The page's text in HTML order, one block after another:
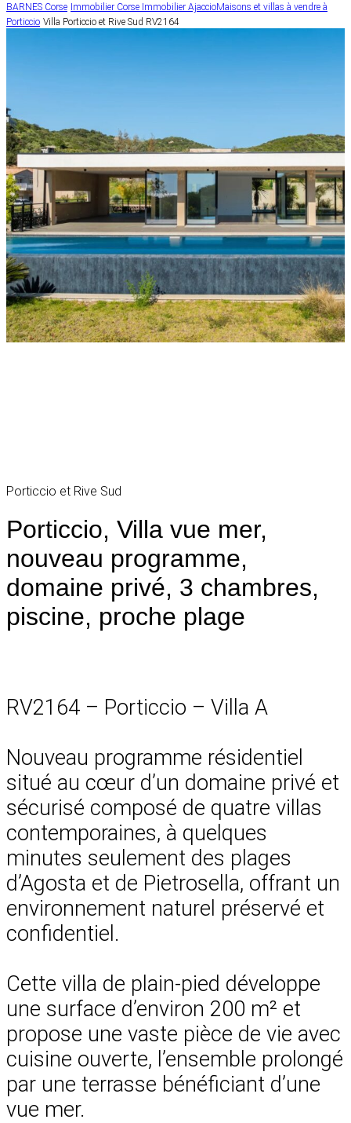
BARNES Corse Immobilier Corse Immobilier AjaccioMaisons et villas à vendre à
Porticcio Villa Porticcio et Rive Sud RV2164
Porticcio et Rive Sud
Porticcio, Villa vue mer,
nouveau programme,
domaine privé, 3 chambres,
piscine, proche plage
RV2164 – Porticcio – Villa A
Nouveau programme résidentiel
situé au cœur d’un domaine privé et
sécurisé composé de quatre villas
contemporaines, à quelques
minutes seulement des plages
d’Agosta et de Pietrosella, offrant un
environnement naturel préservé et
confidentiel.
Cette villa de plain-pied développe
une surface d’environ 200 m² et
propose une vaste pièce de vie avec
cuisine ouverte, l’ensemble prolongé
par une terrasse bénéficiant d’une
vue mer.